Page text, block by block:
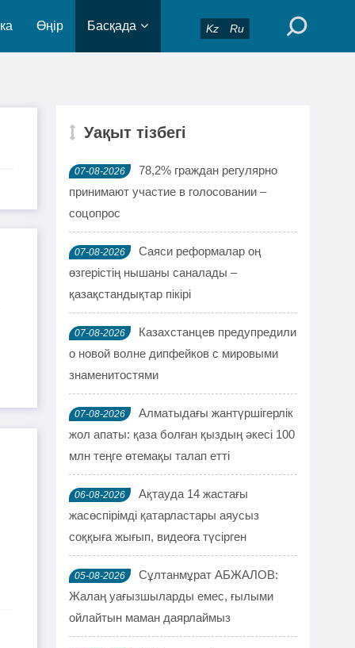
Kz Ru
Өңір Басқада
Уақыт тізбегі
07-08-2026
78,2% граждан регулярно
принимают участие в голосовании –
соцопрос
07-08-2026
Саяси реформалар оң
өзгерістің нышаны саналады –
қазақстандықтар пікірі
07-08-2026
Казахстанцев предупредили
о новой волне дипфейков с мировыми
знаменитостями
07-08-2026
Алматыдағы жантүршігерлік
жол апаты: қаза болған қыздың әкесі 100
млн теңге өтемақы талап етті
06-08-2026
Ақтауда 14 жастағы
жасөспірімді қатарластары аяусыз
соққыға жығып, видеоға түсірген
05-08-2026
Сұлтанмұрат АБЖАЛОВ:
Жалаң уағызшыларды емес, ғылыми
ойлайтын маман даярлаймыз